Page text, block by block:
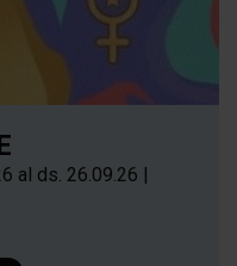
al ds. 26.09.26 |